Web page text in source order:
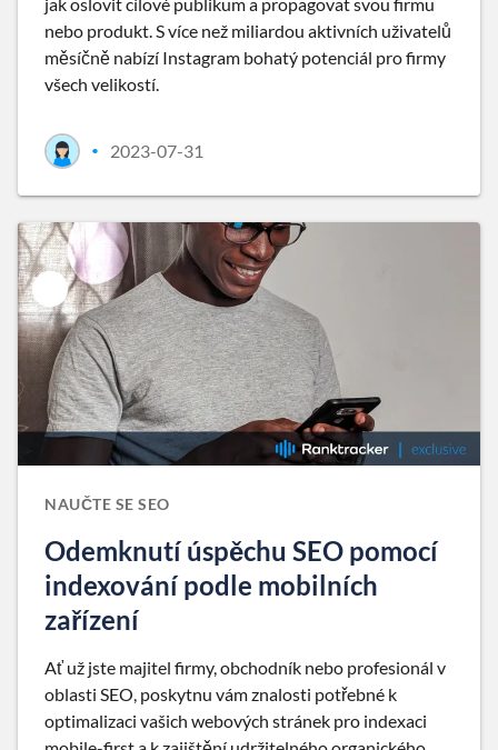
jak oslovit cílové publikum a propagovat svou firmu
nebo produkt. S více než miliardou aktivních uživatelů
měsíčně nabízí Instagram bohatý potenciál pro firmy
všech velikostí.
• 2023-07-31
NAUČTE SE SEO
Odemknutí úspěchu SEO pomocí
indexování podle mobilních
zařízení
Ať už jste majitel firmy, obchodník nebo profesionál v
oblasti SEO, poskytnu vám znalosti potřebné k
optimalizaci vašich webových stránek pro indexaci